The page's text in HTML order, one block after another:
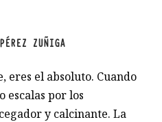
ZUÑIGA
eres el absoluto. Cuando
escalas por los
y calcinante. La